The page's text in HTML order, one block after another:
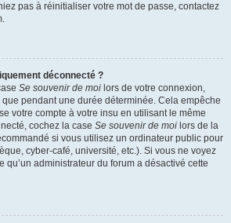
pas à réinitialiser votre mot de passe, contactez
déconnecté ?
Se souvenir de moi lors de votre connexion,
pendant une durée déterminée. Cela empêche
votre compte à votre insu en utilisant le même
cochez la case Se souvenir de moi lors de la
si vous utilisez un ordinateur public pour
cyber-café, université, etc.). Si vous ne voyez
qu’un administrateur du forum a désactivé cette